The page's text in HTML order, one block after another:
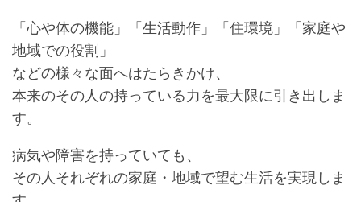
「心や体の機能」「生活動作」「住環境」「家庭や
地域での役割」
などの様々な面へはたらきかけ、
本来のその人の持っている力を最大限に引き出しま
す。
病気や障害を持っていても、
その人それぞれの家庭・地域で望む生活を実現しま